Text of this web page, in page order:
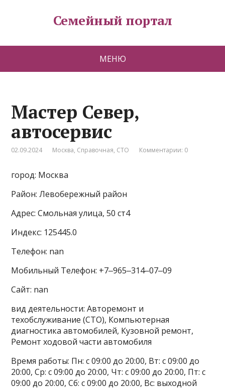
Семейный портал
МЕНЮ
Мастер Север,
автосервис
02.09.2024 Москва, Справочная, СТО Комментарии: 0
город: Москва
Район: Левобережный район
Адрес: Смольная улица, 50 ст4
Индекс: 125445.0
Телефон: nan
Мобильный Телефон: +7‒965‒314‒07‒09
Сайт: nan
вид деятельности: Авторемонт и
техобслуживание (СТО), Компьютерная
диагностика автомобилей, Кузовной ремонт,
Ремонт ходовой части автомобиля
Время работы: Пн: с 09:00 до 20:00, Вт: с 09:00 до
20:00, Ср: с 09:00 до 20:00, Чт: с 09:00 до 20:00, Пт: с
09:00 до 20:00, Сб: с 09:00 до 20:00, Вс: выходной